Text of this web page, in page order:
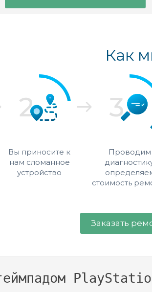
Как
Вы приносите к
нам сломанное
устройство
Проводим
стоимость
Заказать